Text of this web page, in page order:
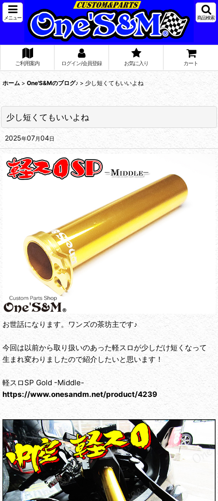
メニュー 商品検索
ご利用案内 ログイン/会員登録 お気に入り カート
ホーム > One'S&Mのブログ♪ > 少し短くてもいいよね
少し短くてもいいよね
2025年07月04日
お世話になります。ワンズの茶坊主です♪
今回は以前から取り扱いのあった軽スロが少しだけ短くなって
生まれ変わりましたので紹介したいと思います！
軽スロSP Gold -Middle-
https://www.onesandm.net/product/4239